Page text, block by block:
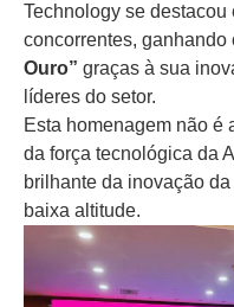
Technology se
concorrentes, ganhando
Ouro” graças à sua
líderes do setor.
Esta homenagem não é
da força tecnológica da
brilhante da inovação
baixa altitude.